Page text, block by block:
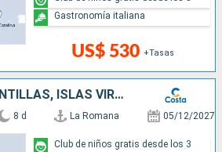
US$ 530 +Tasas
Gastronomía italiana
REP. DOMINICANA, ANTILLAS, ISLAS VÍRGENES
8 d La Romana 05/12/2027
Club de niños gratis desde los 3